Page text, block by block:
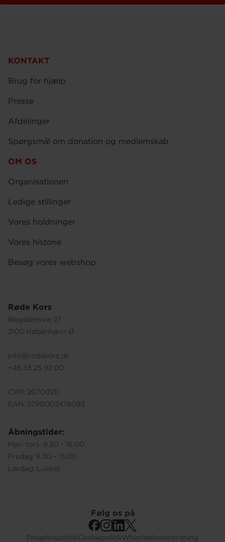
Røde Kors
Blegdamsvej 27
2100 København Ø
info@rodekors.dk
+45 35 25 92 00
CVR: 20700211
EAN: 5790002478093
Åbningstider:
Man-tors: 8.30 - 16.00
Fredag: 8.30 - 15.00
Lørdag: Lukket
KONTAKT
Brug for hjælp
Presse
Afdelinger
Spørgsmål om donation og medlemskab
OM OS
Organisationen
Ledige stillinger
Vores holdninger
Vores historie
Besøg vores webshop
PrivatlivspolitikCookiepolitikWhistleblowerordning
Følg os på